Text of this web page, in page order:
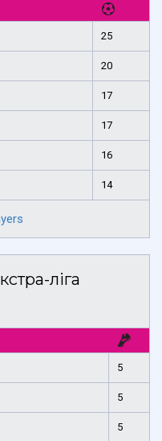
25
20
17
17
16
14
ліга
5
5
5